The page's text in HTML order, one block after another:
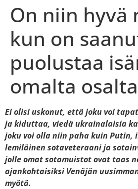
On niin hyvä
kun on
puolustaa
omalta
Ei olisi uskonut, että joku voi
ja kiduttaa, viedä ukrainalaisia
joku voi olla niin paha kuin Putin,
lemiläinen sotaveteraani ja
jolle omat sotamuistot ovat taas
ajankohtaisiksi Venäjän
myötä.